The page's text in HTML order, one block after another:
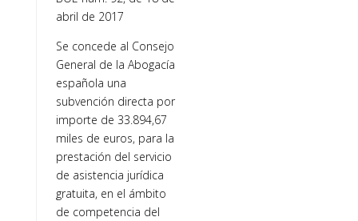
abril de 2017
Se concede al Consejo
General de la Abogacía
española una
subvención directa por
importe de 33.894,67
miles de euros, para la
prestación del servicio
de asistencia jurídica
gratuita, en el ámbito
de competencia del